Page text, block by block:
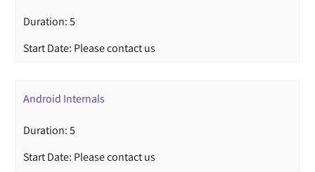
Duration: 5
Start Date: Please contact us
Android Internals
Duration: 5
Start Date: Please contact us